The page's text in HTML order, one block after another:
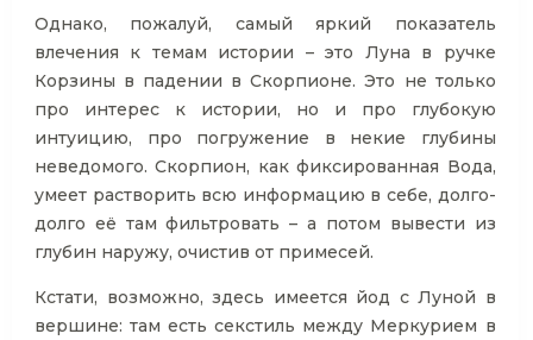
Однако, пожалуй, самый яркий показатель
влечения к темам истории – это Луна в ручке
Корзины в падении в Скорпионе. Это не только
про интерес к истории, но и про глубокую
интуицию, про погружение в некие глубины
неведомого. Скорпион, как фиксированная Вода,
умеет растворить всю информацию в себе, долго-
долго её там фильтровать – а потом вывести из
глубин наружу, очистив от примесей.
Кстати, возможно, здесь имеется йод с Луной в
вершине: там есть секстиль между Меркурием в